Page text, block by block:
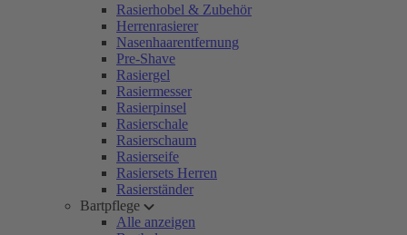
Rasierhobel & Zubehör
Herrenrasierer
Nasenhaarentfernung
Pre-Shave
Rasiergel
Rasiermesser
Rasierpinsel
Rasierschale
Rasierschaum
Rasierseife
Rasiersets Herren
Rasierständer
Bartpflege
Alle anzeigen